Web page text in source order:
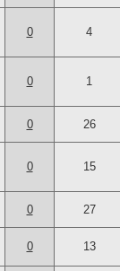
0 4
0 1
0 26
0 15
0 27
0 13